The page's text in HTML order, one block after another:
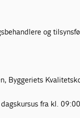
og
Byggeriets
fra kl.